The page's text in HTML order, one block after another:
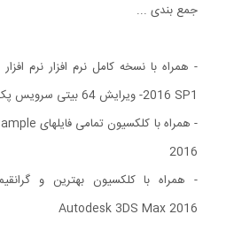
جمع بندی ...
2016 SP1- ویرایش 64 بیتی سرویس پک 1
2016
- همراه با کلکسیون بهترین و
Autodesk 3DS Max 2016